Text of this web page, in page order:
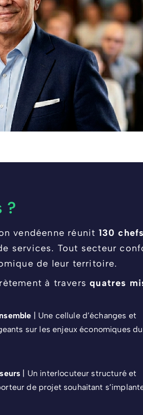
?
vendéenne réunit 130
services. Tout secteur
de leur territoire.
à traversquatres
| Une cellule d’échanges et
sur les enjeux économiques du
| Un interlocuteur structuré et
de projet souhaitant